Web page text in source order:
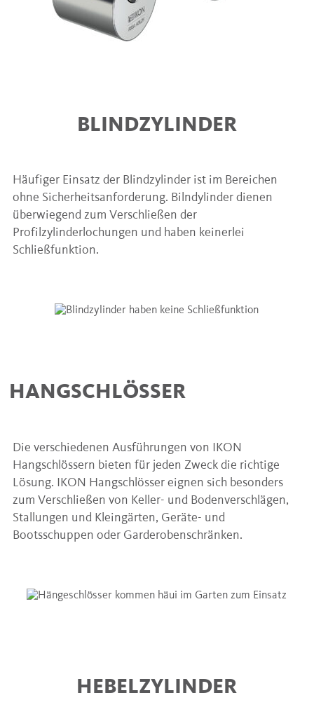
BLINDZYLINDER
Häufiger Einsatz der Blindzylinder ist im Bereichen
ohne Sicherheitsanforderung. Bilndylinder dienen
überwiegend zum Verschließen der
Profilzylinderlochungen und haben keinerlei
Schließfunktion.
HANGSCHLÖSSER
Die verschiedenen Ausführungen von IKON
Hangschlössern bieten für jeden Zweck die richtige
Lösung. IKON Hangschlösser eignen sich besonders
zum Verschließen von Keller- und Bodenverschlägen,
Stallungen und Kleingärten, Geräte- und
Bootsschuppen oder Garderobenschränken.
HEBELZYLINDER